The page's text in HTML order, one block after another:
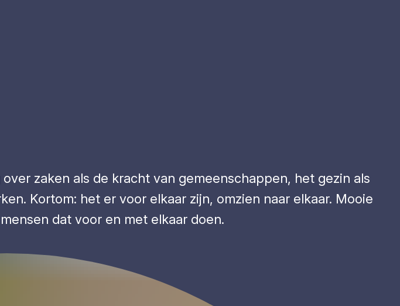
zaken als de kracht van gemeenschappen, het gezin als
Kortom: het er voor elkaar zijn, omzien naar elkaar. Mooie
dat voor en met elkaar doen.